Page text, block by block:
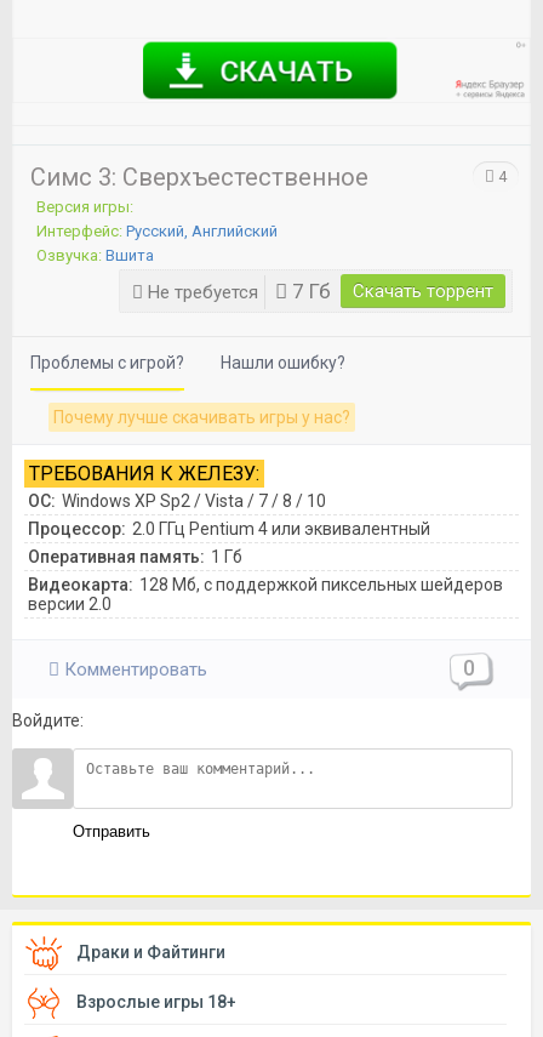
Симс 3: Сверхъестественное
Версия игры:
Интерфейс: Русский, Английский
Озвучка: Вшита
Не требуется 7 Гб Скачать торрент
4
Проблемы с игрой? Нашли ошибку?
Почему лучше скачивать игры у нас?
ТРЕБОВАНИЯ К ЖЕЛЕЗУ:
ОС: Windows XP Sp2 / Vista / 7 / 8 / 10
Процессор: 2.0 ГГц Pentium 4 или эквивалентный
Оперативная память: 1 Гб
Видеокарта: 128 Мб, с поддержкой пиксельных шейдеров
версии 2.0
Комментировать 0
Войдите:
Отправить
Драки и Файтинги
Взрослые игры 18+